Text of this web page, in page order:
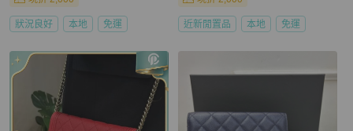
狀況良好 本地 免運 近新閒置品 本地 免運